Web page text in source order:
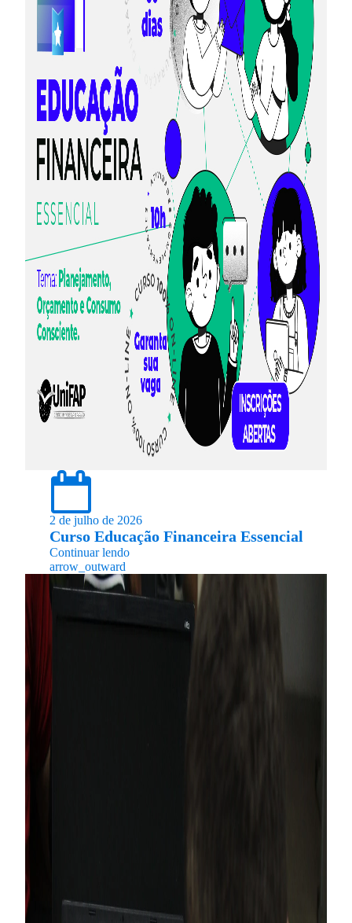
2 de julho de 2026
Curso Educação Financeira Essencial
Continuar lendo
arrow_outward